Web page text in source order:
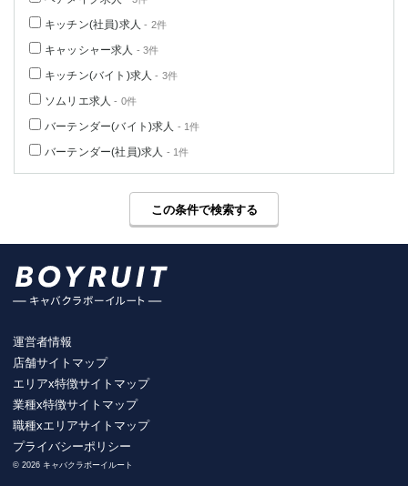
キッチン(社員)求人 - 2件
キャッシャー求人 - 3件
キッチン(バイト)求人 - 3件
ソムリエ求人 - 0件
バーテンダー(バイト)求人 - 1件
バーテンダー(社員)求人 - 1件
この条件で検索する
運営者情報
店舗サイトマップ
エリアx特徴サイトマップ
業種x特徴サイトマップ
職種xエリアサイトマップ
プライバシーポリシー
© 2026 キャバクラボーイルート